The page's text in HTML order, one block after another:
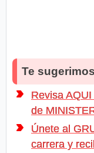
Te
Revisa
de
Únete al
carrera y